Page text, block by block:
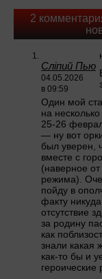
2
Сліпий Пью
04.05.2026
в 09:59
Один мой
на
25-26
— ну вот
был уверен,
вместе с
(наверное
режима).
пойду в
факту
отсутствие
за родину
как
знали какая
как-то бы и
героические